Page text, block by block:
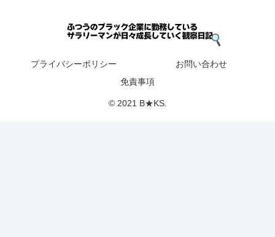
プライバシーポリシー
お問い合わせ
免責事項
© 2021 B★KS.